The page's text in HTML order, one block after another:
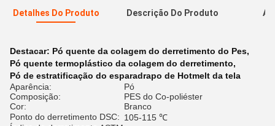
Detalhes Do Produto Descrição Do Produto
Destacar: Pó quente da colagem do derretimento do Pes,
Pó quente termoplástico da colagem do derretimento,
Pó de estratificação do esparadrapo de Hotmelt da tela
Aparência:
Pó
Composição:
PES do Co-poliéster
Cor:
Branco
Ponto do derretimento DSC: 105-115 ℃